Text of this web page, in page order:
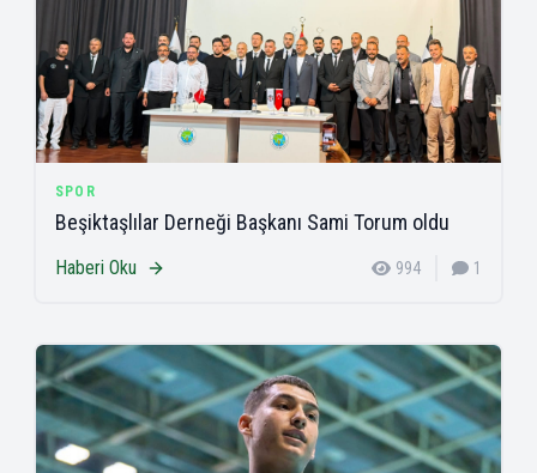
SPOR
Beşiktaşlılar Derneği Başkanı Sami Torum oldu
Haberi Oku 994 1